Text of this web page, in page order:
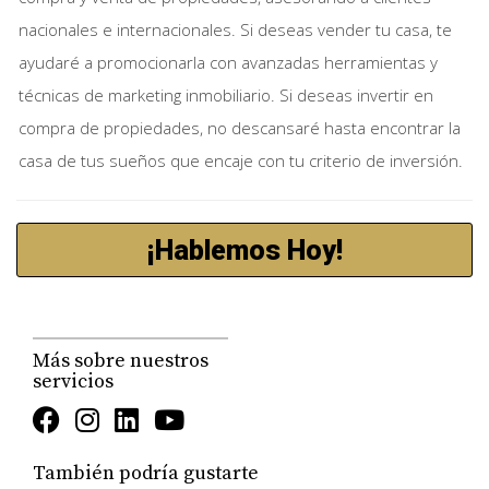
contrato sin perder su depósito.
Esta cláusula protege al comprador al asegurar que la
propiedad sea tasada por un valor igual o superior al
propiedad es menor que el precio de compra
acordado, el comprador puede renegociar el precio o
4. Contingencia de Venta de Propiedad
Si el comprador necesita vender su hogar actual antes de
contingencia. Esto le da tiempo para completar la venta
nacionales e internacionales. Si deseas vender tu casa, te
ayudaré a promocionarla con avanzadas herramientas y
técnicas de marketing inmobiliario. Si deseas invertir en
compra de propiedades, no descansaré hasta encontrar la
casa de tus sueños que encaje con tu criterio de inversión.
¡Hablemos Hoy!
Más sobre nuestros
servicios
También podría gustarte